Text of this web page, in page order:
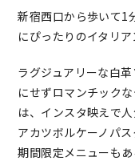
新宿西口から歩いて1
にぴったりのイタリ
ラグジュアリーな白
にせずロマンチック
は、インスタ映えで
アカツボルケーノパ
期間限定メニューも